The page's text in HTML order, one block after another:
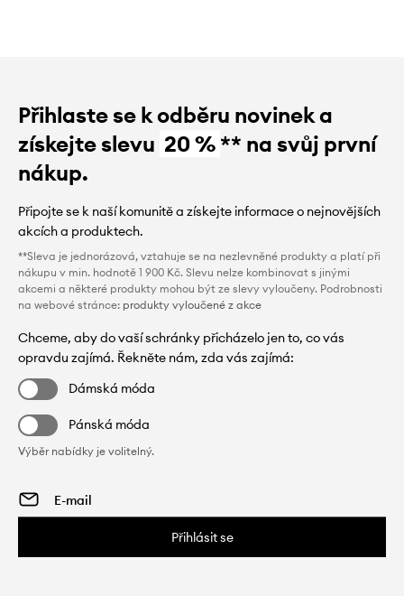
Přihlaste se k odběru novinek a
získejte slevu 20 %** na svůj první
nákup.
Připojte se k naší komunitě a získejte informace o nejnovějších
akcích a produktech.
**Sleva je jednorázová, vztahuje se na nezlevněné produkty a platí při
nákupu v min. hodnotě 1 900 Kč. Slevu nelze kombinovat s jinými
akcemi a některé produkty mohou být ze slevy vyloučeny. Podrobnosti
na webové stránce: produkty vyloučené z akce
Chceme, aby do vaší schránky přicházelo jen to, co vás
opravdu zajímá. Řekněte nám, zda vás zajímá:
Dámská móda
Pánská móda
Výběr nabídky je volitelný.
Přihlásit se